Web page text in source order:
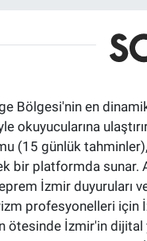
Bölgesi'nin en
okuyucularına
(15 günlük
bir platformda sunar.
İzmir duyuruları
profesyonelleri
İzmir'in dijital